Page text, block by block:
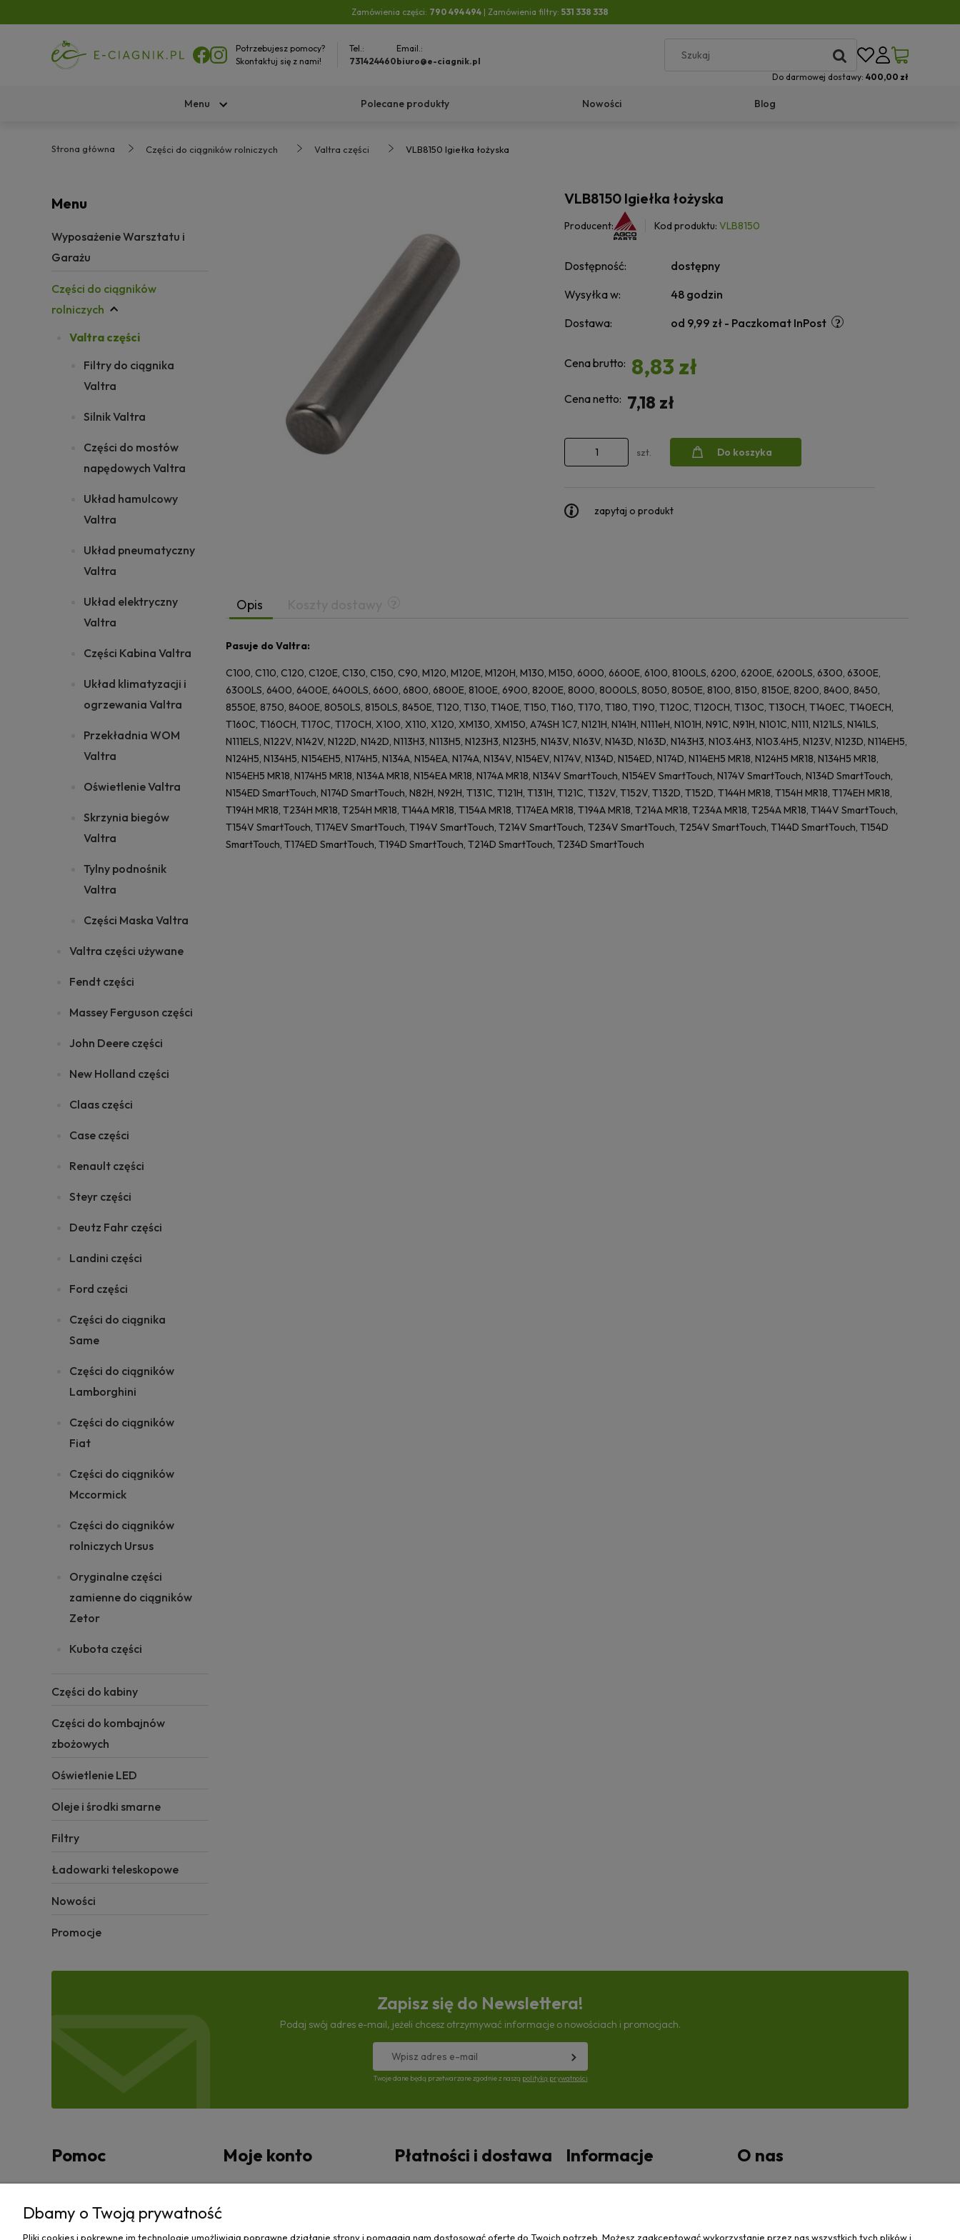
Zamówienia części: 790 494 494 | Zamówienia filtry: 531 338 338
Potrzebujesz pomocy?
Skontaktuj się z nami!
Tel.:
731424460
Email.:
biuro@e-ciagnik.pl
Do darmowej dostawy: 400,00 zł
Menu Polecane produkty Nowości Blog
Strona główna Części do ciągników rolniczych Valtra części VLB8150 Igiełka łożyska
Menu
Wyposażenie Warsztatu i
Garażu
Części do ciągników
rolniczych
Valtra części
Filtry do ciągnika
Valtra
Silnik Valtra
Części do mostów
napędowych Valtra
Układ hamulcowy
Valtra
Układ pneumatyczny
Valtra
Układ elektryczny
Valtra
Części Kabina Valtra
Układ klimatyzacji i
ogrzewania Valtra
Przekładnia WOM
Valtra
Oświetlenie Valtra
Skrzynia biegów
Valtra
Tylny podnośnik
Valtra
Części Maska Valtra
Valtra części używane
Fendt części
Massey Ferguson części
John Deere części
New Holland części
Claas części
Case części
Renault części
Steyr części
Deutz Fahr części
Landini części
Ford części
Części do ciągnika
Same
Części do ciągników
Lamborghini
Części do ciągników
Fiat
Części do ciągników
Mccormick
Części do ciągników
rolniczych Ursus
Oryginalne części
zamienne do ciągników
Zetor
Kubota części
Części do kabiny
Części do kombajnów
zbożowych
Oświetlenie LED
Oleje i środki smarne
Filtry
Ładowarki teleskopowe
Nowości
Promocje
VLB8150 Igiełka łożyska
Producent: Kod produktu: VLB8150
Dostępność:
dostępny
Wysyłka w:
48 godzin
Dostawa:
od 9,99 zł - Paczkomat InPost
Cena brutto: 8,83 zł
Cena netto: 7,18 zł
szt. Do koszyka
zapytaj o produkt
Opis
Pasuje do Valtra:
C100, C110, C120, C120E, C130, C150, C90, M120, M120E, M120H, M130, M150, 6000, 6600E, 6100, 8100LS, 6200, 6200E, 6200LS, 6300, 6300E,
6300LS, 6400, 6400E, 6400LS, 6600, 6800, 6800E, 8100E, 6900, 8200E, 8000, 8000LS, 8050, 8050E, 8100, 8150, 8150E, 8200, 8400, 8450,
8550E, 8750, 8400E, 8050LS, 8150LS, 8450E, T120, T130, T140E, T150, T160, T170, T180, T190, T120C, T120CH, T130C, T130CH, T140EC, T140ECH,
T160C, T160CH, T170C, T170CH, X100, X110, X120, XM130, XM150, A74SH 1C7, N121H, N141H, N111eH, N101H, N91C, N91H, N101C, N111, N121LS, N141LS,
N111ELS, N122V, N142V, N122D, N142D, N113H3, N113H5, N123H3, N123H5, N143V, N163V, N143D, N163D, N143H3, N103.4H3, N103.4H5, N123V, N123D, N114EH5,
N124H5, N134H5, N154EH5, N174H5, N134A, N154EA, N174A, N134V, N154EV, N174V, N134D, N154ED, N174D, N114EH5 MR18, N124H5 MR18, N134H5 MR18,
N154EH5 MR18, N174H5 MR18, N134A MR18, N154EA MR18, N174A MR18, N134V SmartTouch, N154EV SmartTouch, N174V SmartTouch, N134D SmartTouch,
N154ED SmartTouch, N174D SmartTouch, N82H, N92H, T131C, T121H, T131H, T121C, T132V, T152V, T132D, T152D, T144H MR18, T154H MR18, T174EH MR18,
T194H MR18, T234H MR18, T254H MR18, T144A MR18, T154A MR18, T174EA MR18, T194A MR18, T214A MR18, T234A MR18, T254A MR18, T144V SmartTouch,
T154V SmartTouch, T174EV SmartTouch, T194V SmartTouch, T214V SmartTouch, T234V SmartTouch, T254V SmartTouch, T144D SmartTouch, T154D
SmartTouch, T174ED SmartTouch, T194D SmartTouch, T214D SmartTouch, T234D SmartTouch
Zapisz się do Newslettera!
Podaj swój adres e-mail, jeżeli chcesz otrzymywać informacje o nowościach i promocjach.
Twoje dane będą przetwarzane zgodnie z naszą polityką prywatności
Pomoc
Regulamin
Moje konto Płatności i dostawa Informacje O nas
Dbamy o Twoją prywatność
Pliki cookies i pokrewne im technologie umożliwiają poprawne działanie strony i pomagają nam dostosować ofertę do Twoich potrzeb. Możesz zaakceptować wykorzystanie przez nas wszystkich tych plików i